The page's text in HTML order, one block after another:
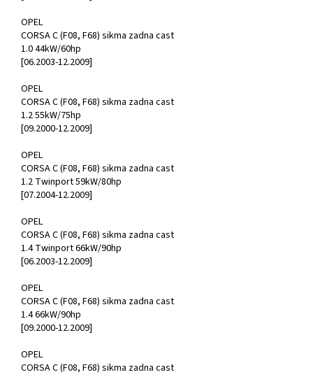
OPEL
CORSA C (F08, F68) sikma zadna cast
1.0 44kW/60hp
[06.2003-12.2009]
OPEL
CORSA C (F08, F68) sikma zadna cast
1.2 55kW/75hp
[09.2000-12.2009]
OPEL
CORSA C (F08, F68) sikma zadna cast
1.2 Twinport 59kW/80hp
[07.2004-12.2009]
OPEL
CORSA C (F08, F68) sikma zadna cast
1.4 Twinport 66kW/90hp
[06.2003-12.2009]
OPEL
CORSA C (F08, F68) sikma zadna cast
1.4 66kW/90hp
[09.2000-12.2009]
OPEL
CORSA C (F08, F68) sikma zadna cast